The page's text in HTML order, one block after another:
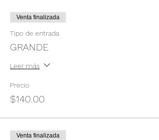
Venta finalizada
Tipo de entrada
GRANDE
Leer más
Precio
$140.00
Venta finalizada